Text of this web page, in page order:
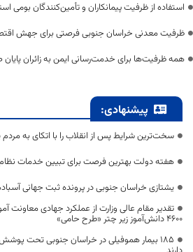
استفاده از ظرفیت پیمانکاران و تأمین‌کنندگان بومی
ظرفیت معدنی خراسان جنوبی فرصتی برای جهش
همه ظرفیت‌ها برای خدمت‌رسانی ایمن به زائران
پیشنهادی:
سخت‌ترین شرایط پس از انقلاب را با اتکای به
هفته دولت بهترین فرصت برای تبیین خدمات
یشتازی خراسان جنوبی در پرونده ثبت جهانی
تقدیر مقام عالی وزارت از عملکرد جهادی معاونت
۴۶۰۰ دانش‌آموز زیر چتر «طرح حامی»
۱۸۵ بیمار هموفیلی در خراسان جنوبی تحت